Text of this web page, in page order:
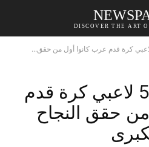
DISCOVER THE ART
الرواد الأوائل – 5 لاعبي كرة قدم
حقق النجاح